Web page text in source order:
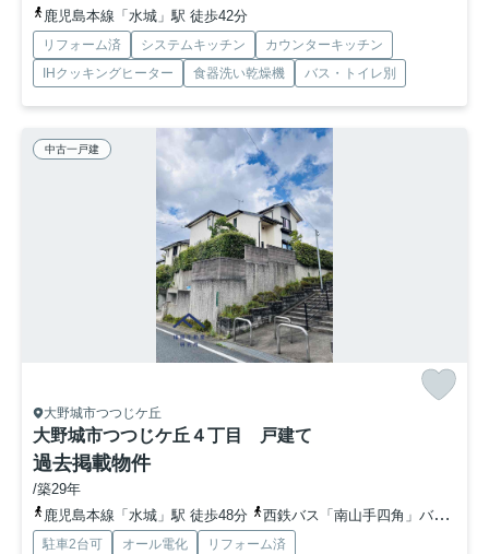
鹿児島本線「水城」駅 徒歩42分
リフォーム済 システムキッチン
カウンターキッチン
IHクッキングヒーター
食器洗い乾燥機 バス・トイレ別
中古一戸建
大野城市つつじケ丘
大野城市つつじケ丘４丁目 戸建て
過去掲載物件
/築29年
鹿児島本線「水城」駅 徒歩48分
西鉄バス「南山手四角」バス停下車 徒歩3分
駐車2台可 オール電化
リフォーム済